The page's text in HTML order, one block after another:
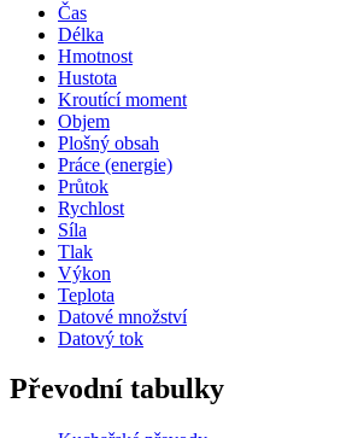
Čas
Délka
Hmotnost
Hustota
Kroutící moment
Objem
Plošný obsah
Práce (energie)
Průtok
Rychlost
Síla
Tlak
Výkon
Teplota
Datové množství
Datový tok
Převodní tabulky